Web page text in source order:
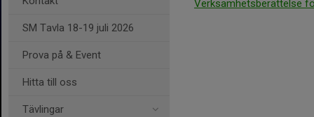
SM Tavla 18-19 juli 2026
Prova på & Event
Hitta till oss
Tävlingar
Verksamhetsberättelse